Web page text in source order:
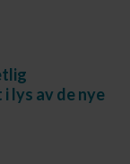
lys av de nye